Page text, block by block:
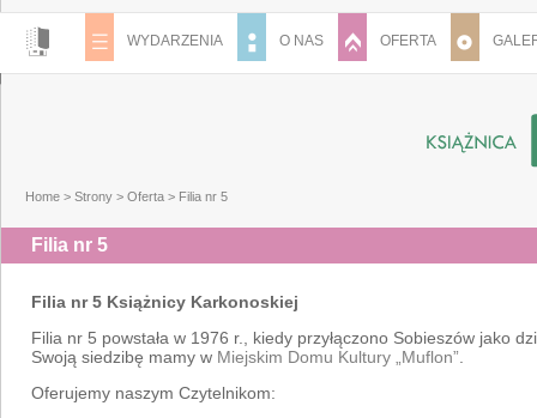
WYDARZENIA O NAS OFERTA
Home > Strony > Oferta > Filia nr 5
Filia nr 5
Filia nr 5 Książnicy Karkonoskiej
Filia nr 5 powstała w 1976 r., kiedy przyłączono Sobieszów jako
Swoją siedzibę mamy w Miejskim Domu Kultury „Muflon”
Oferujemy naszym Czytelnikom: